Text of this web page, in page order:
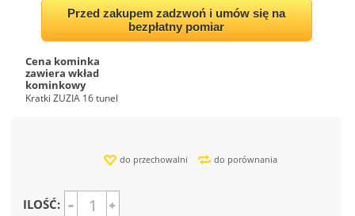
Przed zakupem zadzwoń i umów się na
bezpłatny pomiar
Cena kominka
zawiera wkład
kominkowy
Kratki ZUZIA 16 tunel
do przechowalni do porównania
ILOŚĆ: